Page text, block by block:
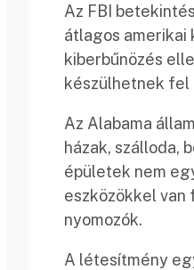
Az FBI
átlagos amerikai
kiberbűnözés
készülhetnek fel
Az Alabama
házak, szálloda,
épületek nem
eszközökkel van
nyomozók.
A létesítmény